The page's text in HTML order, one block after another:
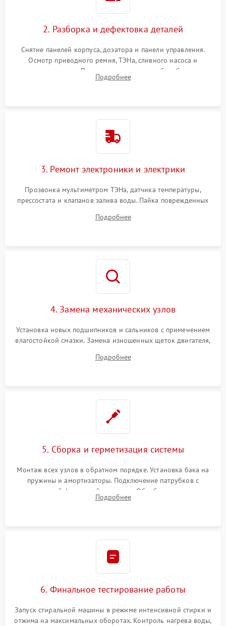
2. Разборка и дефектовка деталей
Снятие панелей корпуса, дозатора и панели управления.
Осмотр приводного ремня, ТЭНа, сливного насоса и
амортизаторов. Проверка подшипников барабана и
крестовины на износ, а манжеты люка на разрывы.
Подробнее
3. Ремонт электроники и электрики
Прозвонка мультиметром ТЭНа, датчика температуры,
прессостата и клапанов залива воды. Пайка поврежденных
Восстановление целостности проводки и контактов.
Подробнее
4. Замена механических узлов
Установка новых подшипников и сальников с применением
влагостойкой смазки. Замена изношенных щеток двигателя,
или поврежденной резиновой манжеты.
Подробнее
5. Сборка и герметизация системы
Монтаж всех узлов в обратном порядке. Установка бака на
пружины и амортизаторы. Подключение патрубков с
надежной фиксацией хомутами. Обработка стыков
герметиком для предотвращения возможных протечек воды.
Подробнее
6. Финальное тестирование работы
Запуск стиральной машины в режиме интенсивной стирки и
отжима на максимальных оборотах. Контроль нагрева воды,